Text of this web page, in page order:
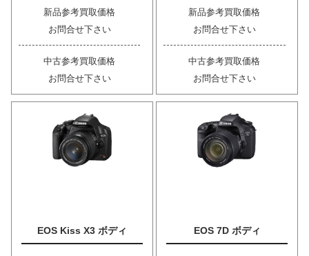
新品参考買取価格
お問合せ下さい
中古参考買取価格
お問合せ下さい
新品参考買取価格
お問合せ下さい
中古参考買取価格
お問合せ下さい
EOS Kiss X3 ボディ EOS 7D ボディ